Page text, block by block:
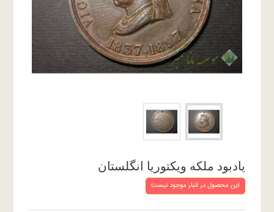
یادبود ملکه ویکتوریا انگلستان
این محصول در انبار موجود نیست